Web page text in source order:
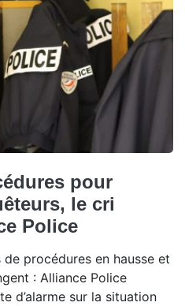
pour
le cri
Police
procédures en hausse et
: Alliance Police
d’alarme sur la situation